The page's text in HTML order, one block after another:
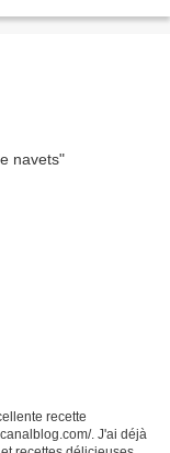
recette
. J'ai déjà